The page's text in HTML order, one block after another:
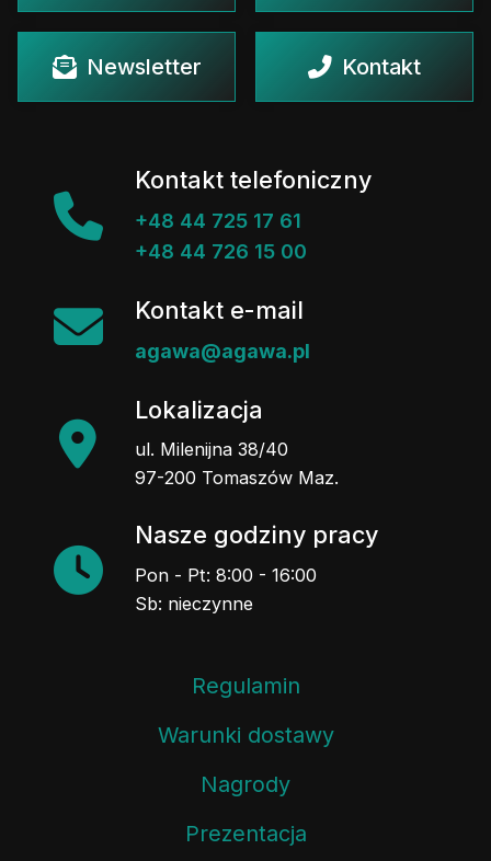
Newsletter Kontakt
Kontakt telefoniczny
+48 44 725 17 61
+48 44 726 15 00
Kontakt e-mail
agawa@agawa.pl
Lokalizacja
ul. Milenijna 38/40
97-200 Tomaszów Maz.
Nasze godziny pracy
Pon - Pt: 8:00 - 16:00
Sb: nieczynne
Regulamin
Warunki dostawy
Nagrody
Prezentacja